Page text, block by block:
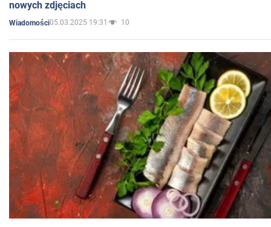
nowych zdjęciach
Wiadomości05.03.2025 19:31 10